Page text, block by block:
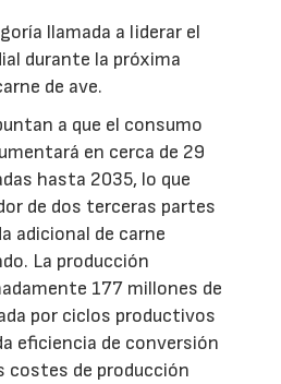
llamada a liderar el
durante la próxima
de ave.
a que el consumo
en cerca de 29
hasta 2035, lo que
de dos terceras partes
adicional de carne
La producción
177 millones de
por ciclos productivos
eficiencia de conversión
costes de producción